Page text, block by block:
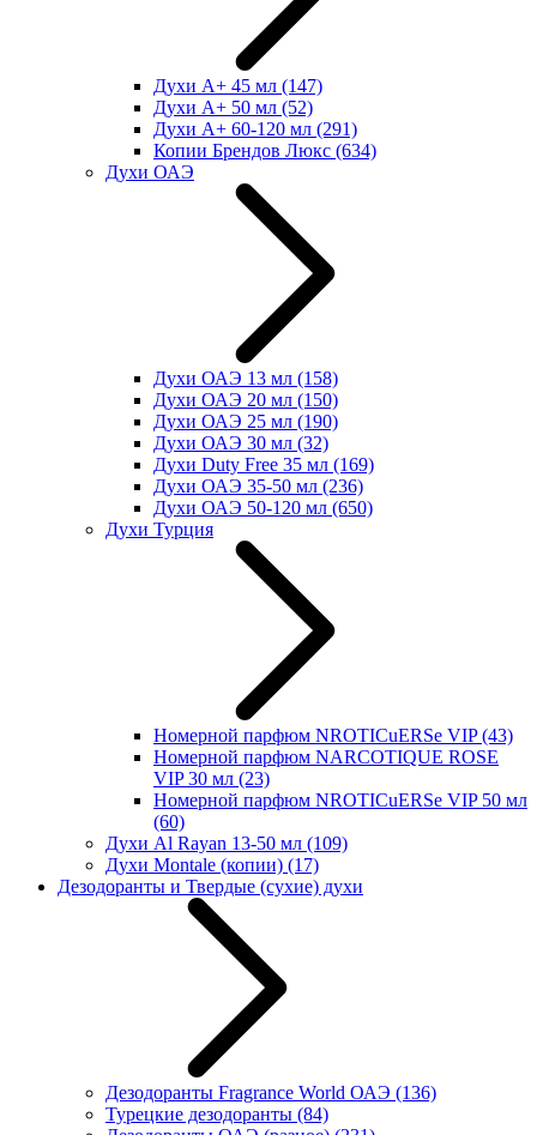
Духи А+ 45 мл (147)
Духи А+ 50 мл (52)
Духи А+ 60-120 мл (291)
Копии Брендов Люкс (634)
Духи ОАЭ
Духи ОАЭ 13 мл (158)
Духи ОАЭ 20 мл (150)
Духи ОАЭ 25 мл (190)
Духи ОАЭ 30 мл (32)
Духи Duty Free 35 мл (169)
Духи ОАЭ 35-50 мл (236)
Духи ОАЭ 50-120 мл (650)
Духи Турция
Номерной парфюм NROTICuERSe VIP(43)
Номерной парфюм NARCOTIQUE ROSE
VIP 30 мл (23)
Номерной парфюм NROTICuERSe VIP 50 мл
(60)
Духи Al Rayan 13-50 мл (109)
Духи Montale (копии) (17)
Дезодоранты и Твердые (сухие) духи
Дезодоранты Fragrance World ОАЭ (136)
Турецкие дезодоранты (84)